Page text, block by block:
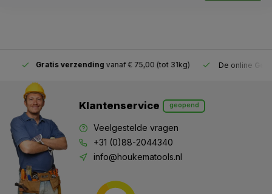
Gratis verzendingvanaf € 75,00 (tot 31kg) De online
Klantenservice geopend
Veelgestelde vragen
+31 (0)88-2044340
info@houkematools.nl